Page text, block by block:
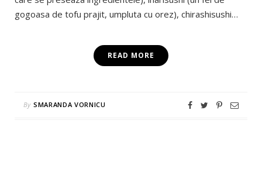
gogoasa de tofu prajit, umpluta cu orez), chirashisushi…
READ MORE
By SMARANDA VORNICU